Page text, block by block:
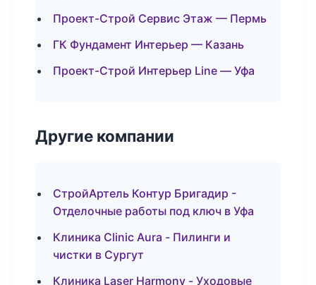
Проект-Строй Сервис Этаж — Пермь
ГК Фундамент Интерьер — Казань
Проект-Строй Интерьер Line — Уфа
Другие компании
СтройАртель Контур Бригадир -
Отделочные работы под ключ в Уфа
Клиника Clinic Aura - Пилинги и
чистки в Сургут
Клиника Laser Harmony - Уходовые